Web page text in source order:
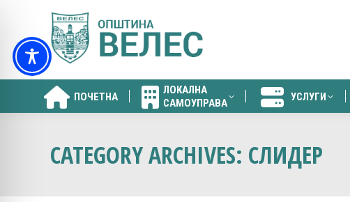
ПОЧЕТНА
ЛОКАЛНА
САМОУПРАВА
УСЛУГИ
CATEGORY ARCHIVES: СЛИДЕР
ПОЧЕТНА